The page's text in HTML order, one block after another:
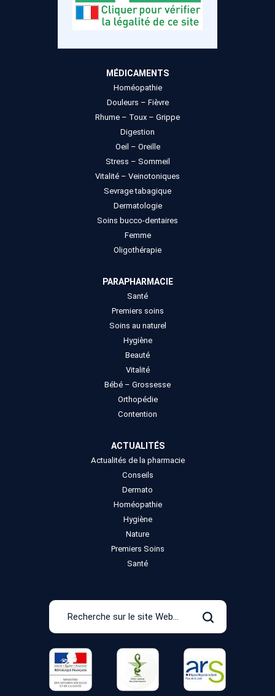
MÉDICAMENTS
Homéopathie
Douleurs – Fièvre
Rhume – Toux – Grippe
Digestion
Oeil – Oreille
Stress – Sommeil
Vitalité – Veinotoniques
Sevrage tabagique
Dermatologie
Soins bucco-dentaires
Femme
Oligothérapie
PARAPHARMACIE
Santé
Premiers soins
Soins au naturel
Hygiène
Beauté
Vitalité
Bébé – Grossesse
Orthopédie
Contention
ACTUALITÉS
Actualités de la pharmacie
Conseils
Dermato
Homéopathie
Hygiène
Nature
Premiers Soins
Santé
Recherche
le
site
Web
Rechercher